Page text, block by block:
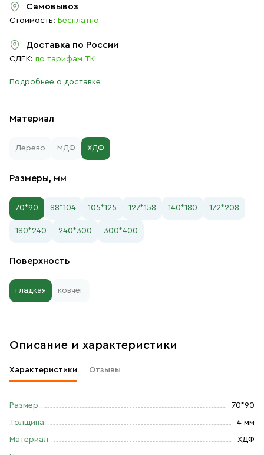
Материал
Дерево МДФ ХДФ
Размеры, мм
70*90 88*104 105*125 127*158 140*180 172*208
180*240 240*300 300*400
Поверхность
гладкая ковчег
Самовывоз
Стоимость: Бесплатно
Доставка по России
СДЕК: по тарифам ТК
Подробнее о доставке
Описание и характеристики
Характеристики Отзывы
Размер 70*90
Толщина 4 мм
Материал ХДФ